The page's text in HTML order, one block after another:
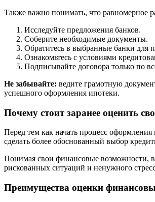
Также важно понимать, что равномерное
Исследуйте предложения банков.
Соберите необходимые документы.
Обратитесь в выбранные банки для
Ознакомьтесь с условиями
Подписывайте договора только по
Не забывайте: ведите грамотную
успешного оформления ипотеки.
Почему стоит заранее оценить
Перед тем как начать процесс
сделать более обоснованный выбор
Понимая свои финансовые возможности,
рискованных ситуаций и ненужного
Преимущества оценки